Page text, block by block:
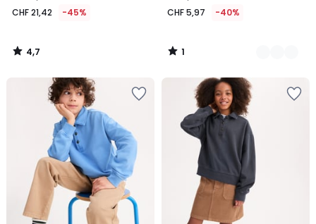
au
de
CHF
réduction
appliquée.
CHF 21,42 -45%
4,7
/
CHF 5,97 -40%
1
/